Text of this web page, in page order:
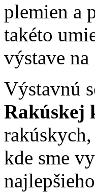
plemien a
takéto
výstave
Výstavnú
Rakúskej
kde sme